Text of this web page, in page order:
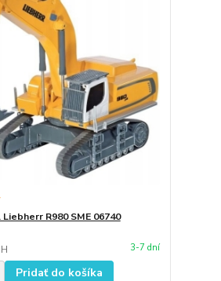
R980 SME 06740
3-7 dní
Pridať do košíka